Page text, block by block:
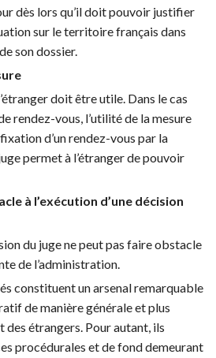
dès lors qu’il doit pouvoir justifier
sur le territoire français dans
son dossier.
doit être utile. Dans le cas
rendez-vous, l’utilité de la mesure
d’un rendez-vous par la
permet à l’étranger de pouvoir
à l’exécution d’une décision
du juge ne peut pas faire obstacle
de l’administration.
constituent un arsenal remarquable
de manière générale et plus
étrangers. Pour autant, ils
procédurales et de fond demeurant